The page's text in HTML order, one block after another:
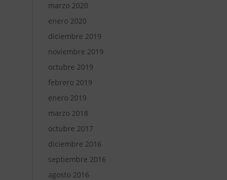
marzo 2020
enero 2020
diciembre 2019
noviembre 2019
octubre 2019
febrero 2019
enero 2019
marzo 2018
octubre 2017
diciembre 2016
septiembre 2016
agosto 2016